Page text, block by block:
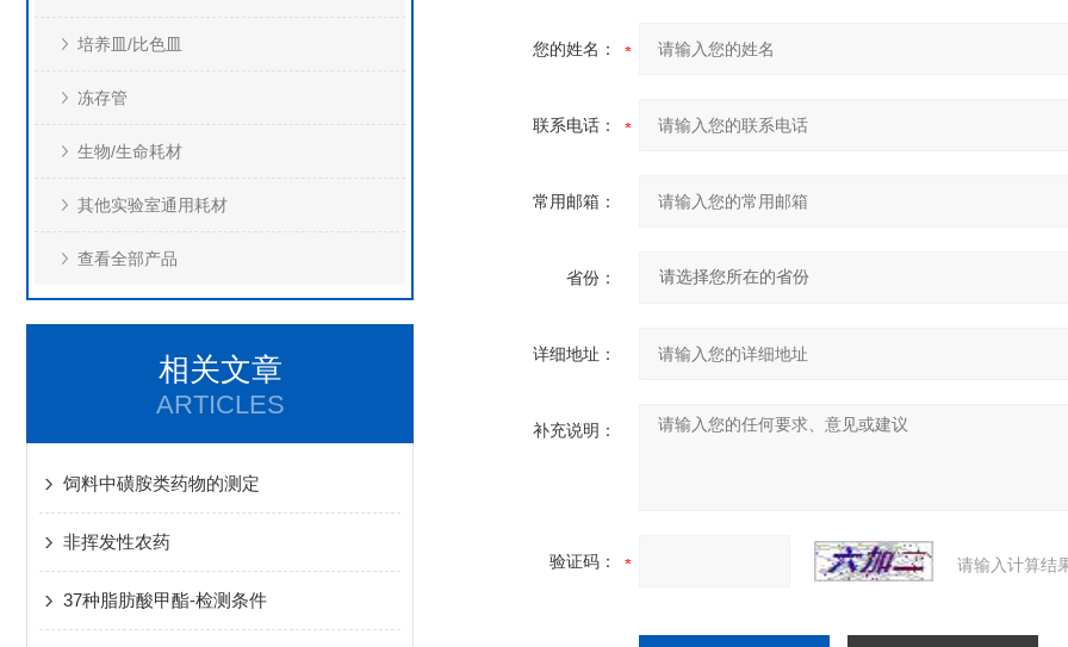
培养皿/比色皿
冻存管
生物/生命耗材
其他实验室通用耗材
查看全部产品
相关文章
ARTICLES
饲料中磺胺类药物的测定
非挥发性农药
37种脂肪酸甲酯-检测条件
您的姓名：
联系电话：
常用邮箱：
省份：
详细地址：
补充说明：
验证码： 请输入计算结